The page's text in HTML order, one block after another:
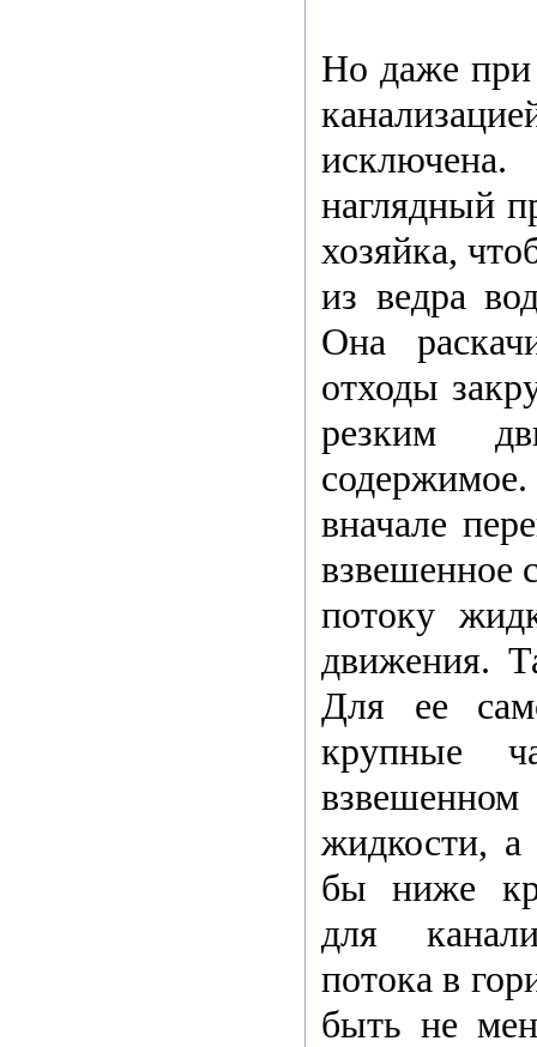
Но даже при
наглядный
хозяйка,
из ведра
Она
отходы
резким
вначале
взвешенное
потоку
движения.
Для ее
крупные
жидкости, а
бы ниже
для
потока в
быть не